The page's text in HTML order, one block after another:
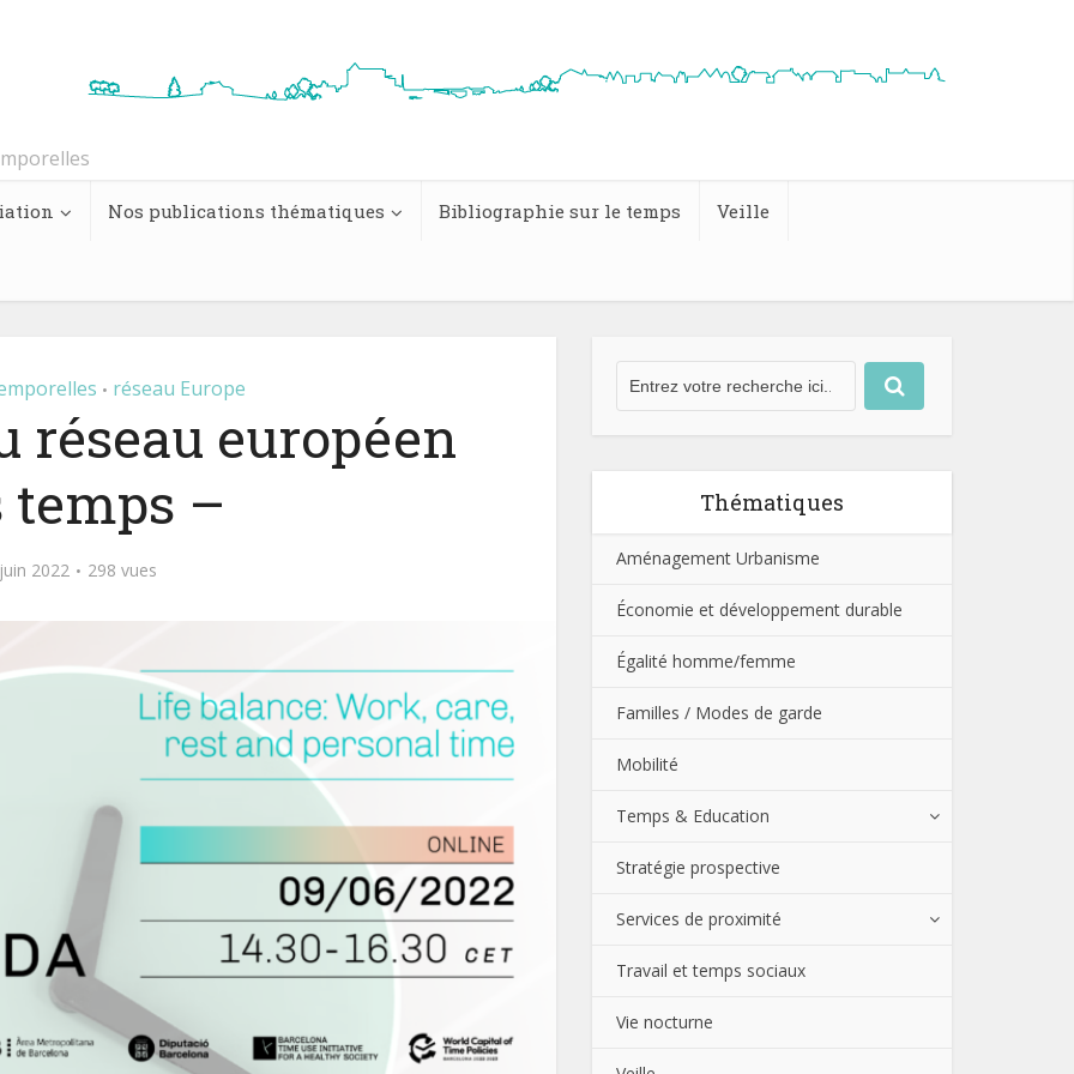
Nos publications thématiques Bibliographie sur le temps Veille
• réseau Europe
réseau européen
temps –
2022 298 vues
Thématiques
Aménagement Urbanisme
Économie et développement durable
Égalité homme/femme
Familles / Modes de garde
Mobilité
Temps & Education
Stratégie prospective
Services de proximité
Travail et temps sociaux
Vie nocturne